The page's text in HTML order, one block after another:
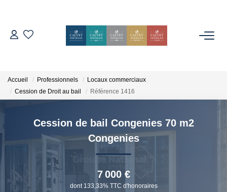
ESTIMER
Notre Équipe
Nos Avis
Nos Partenaires
Nos Actes
Accueil Professionnels
Locaux commerciaux
Cession de Droit au bail
Référence 1416
Cession de bail Congenies 70 m2
Congenies
7 000 €
dont 133,33% TTC d'honoraires